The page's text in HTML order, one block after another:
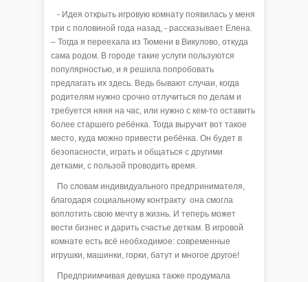
- Идея открыть игровую комнату появилась у меня
три с половиной года назад, - рассказывает Елена.
– Тогда я переехала из Тюмени в Викулово, откуда
сама родом. В городе такие услуги пользуются
популярностью, и я решила попробовать
предлагать их здесь. Ведь бывают случаи, когда
родителям нужно срочно отлучиться по делам и
требуется няня на час, или нужно с кем-то оставить
более старшего ребёнка. Тогда выручит вот такое
место, куда можно привести ребёнка. Он будет в
безопасности, играть и общаться с другими
детками, с пользой проводить время.
По словам индивидуального предпринимателя,
благодаря социальному контракту она смогла
воплотить свою мечту в жизнь. И теперь может
вести бизнес и дарить счастье деткам. В игровой
комнате есть всё необходимое: современные
игрушки, машинки, горки, батут и многое другое!
Предприимчивая девушка также продумала